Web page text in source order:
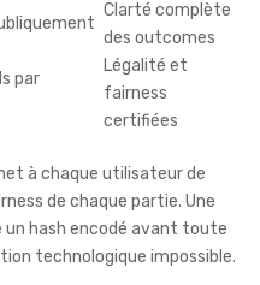
Clarté complète
des outcomes
par
Légalité et
fairness
certifiées
à chaque utilisateur de
de chaque partie. Une
hash encodé avant toute
technologique impossible.